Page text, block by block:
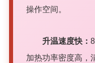
操作空间。
升温速度快：
加热功率密度高，